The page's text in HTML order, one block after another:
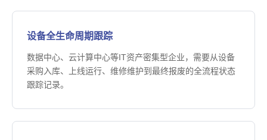
设备全生命周期跟踪
数据中心、云计算中心等IT资产密集型企业，需要从设备
采购入库、上线运行、维修维护到最终报废的全流程状态
跟踪记录。